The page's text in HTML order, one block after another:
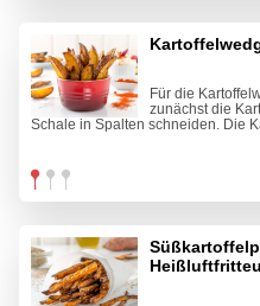
Für die
zunächst die
Schale in Spalten schneiden. Die